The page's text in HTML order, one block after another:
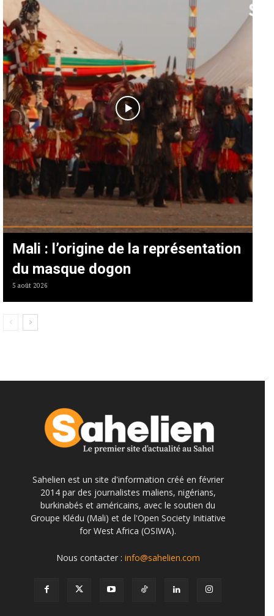
Mali : l’origine de la représentation
du masque dogon
5 août 2026
Sahelien est un site d'information créé en février
2014 par des journalistes maliens, nigérians,
burkinabés et américains, avec le soutien du
Groupe Klédu (Mali) et de l'Open Society Initiative
for West Africa (OSIWA).
Nous contacter : info@sahelien.com